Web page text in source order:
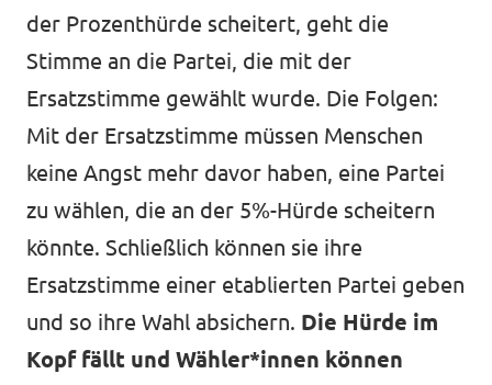
der Prozenthürde scheitert, geht die
Stimme an die Partei, die mit der
Ersatzstimme gewählt wurde. Die Folgen:
Mit der Ersatzstimme müssen Menschen
keine Angst mehr davor haben, eine Partei
zu wählen, die an der 5%-Hürde scheitern
könnte. Schließlich können sie ihre
Ersatzstimme einer etablierten Partei geben
und so ihre Wahl absichern. Die Hürde im
Kopf fällt und Wähler*innen können